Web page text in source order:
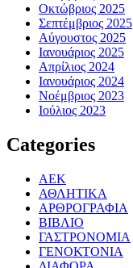
Οκτώβριος 2025
Σεπτέμβριος 2025
Αύγουστος 2025
Ιανουάριος 2025
Απρίλιος 2024
Ιανουάριος 2024
Νοέμβριος 2023
Ιούλιος 2023
Categories
ΑΕΚ
ΑΘΛΗΤΙΚΑ
ΑΡΘΡΟΓΡΑΦΙΑ
ΒΙΒΛΙΟ
ΓΑΣΤΡΟΝΟΜΙΑ
ΓΕΝΟΚΤΟΝΙΑ